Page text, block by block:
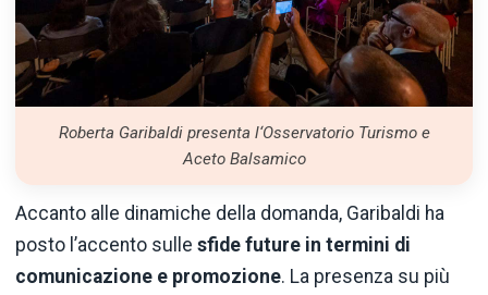
Roberta Garibaldi presenta l‘Osservatorio Turismo e
Aceto Balsamico
Accanto alle dinamiche della domanda, Garibaldi ha
posto l’accento sulle sfide future in termini di
comunicazione e promozione. La presenza su più